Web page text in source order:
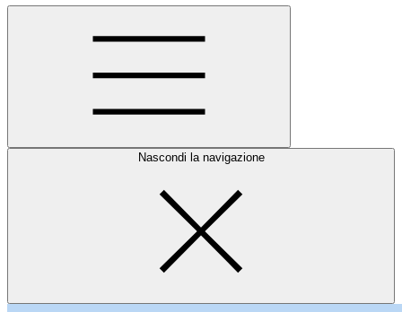
Nascondi la navigazione